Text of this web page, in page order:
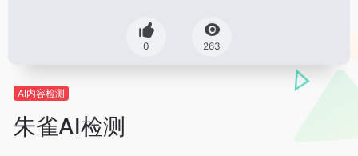
0 263
AI内容检测
朱雀AI检测